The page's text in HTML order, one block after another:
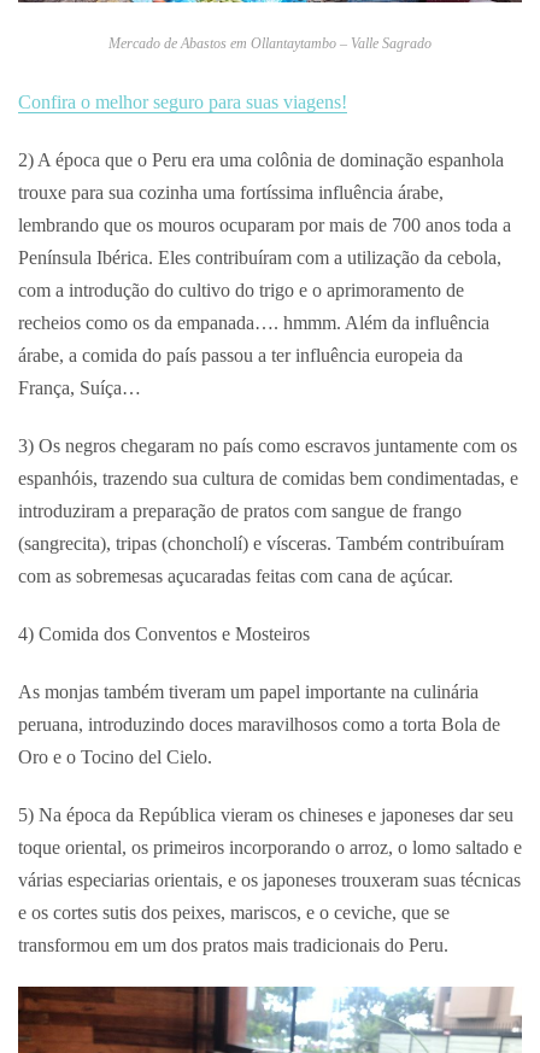
Mercado de Abastos em Ollantaytambo – Valle Sagrado
Confira o melhor seguro para suas viagens!
2) A época que o Peru era uma colônia de dominação espanhola
trouxe para sua cozinha uma fortíssima influência árabe,
lembrando que os mouros ocuparam por mais de 700 anos toda a
Península Ibérica. Eles contribuíram com a utilização da cebola,
com a introdução do cultivo do trigo e o aprimoramento de
recheios como os da empanada…. hmmm. Além da influência
árabe, a comida do país passou a ter influência europeia da
França, Suíça…
3) Os negros chegaram no país como escravos juntamente com os
espanhóis, trazendo sua cultura de comidas bem condimentadas, e
introduziram a preparação de pratos com sangue de frango
(sangrecita), tripas (choncholí) e vísceras. Também contribuíram
com as sobremesas açucaradas feitas com cana de açúcar.
4) Comida dos Conventos e Mosteiros
As monjas também tiveram um papel importante na culinária
peruana, introduzindo doces maravilhosos como a torta Bola de
Oro e o Tocino del Cielo.
5) Na época da República vieram os chineses e japoneses dar seu
toque oriental, os primeiros incorporando o arroz, o lomo saltado e
várias especiarias orientais, e os japoneses trouxeram suas técnicas
e os cortes sutis dos peixes, mariscos, e o ceviche, que se
transformou em um dos pratos mais tradicionais do Peru.